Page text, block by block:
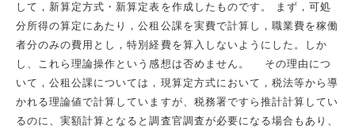
して，新算定方式・新算定表を作成したものです。 まず，可処
分所得の算定にあたり，公租公課を実費で計算し，職業費を稼働
者分のみの費用とし，特別経費を算入しないようにした。しか
し、これら理論操作という感想は否めません。 その理由につ
いて，公租公課については，現算定方式において，税法等から導
かれる理論値で計算していますが、税務署ですら推計計算してい
るのに、実額計算となると調査官調査が必要になる場合もあり、